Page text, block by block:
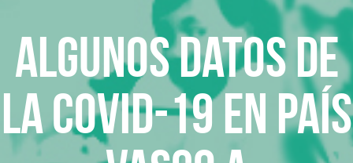
Algunos datos de
la COVID-19 en País